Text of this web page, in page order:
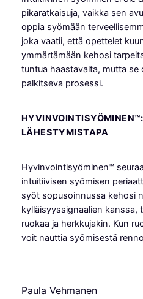
pikaratkaisuja, vaikka sen
oppia syömään
joka vaatii, että opettelet
ymmärtämään kehosi
tuntua haastavalta, mutta se
palkitseva prosessi.
LÄHESTYMISTAPA
Hyvinvointisyöminen™
intuitiivisen syömisen
syöt sopusoinnussa kehosi
kylläisyyssignaalien kanssa,
ruokaa ja herkkujakin. Kun
voit nauttia syömisestä
Paula Vehmanen